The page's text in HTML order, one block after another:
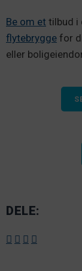
Be om et tilbud i
flytebrygge for
eller
DELE: